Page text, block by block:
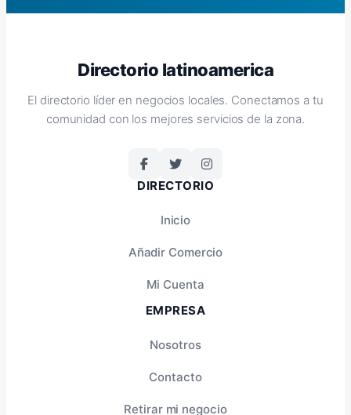
Directorio latinoamerica
El directorio líder en negocios locales. Conectamos a tu
comunidad con los mejores servicios de la zona.
DIRECTORIO
Inicio
Añadir Comercio
Mi Cuenta
EMPRESA
Nosotros
Contacto
Retirar mi negocio